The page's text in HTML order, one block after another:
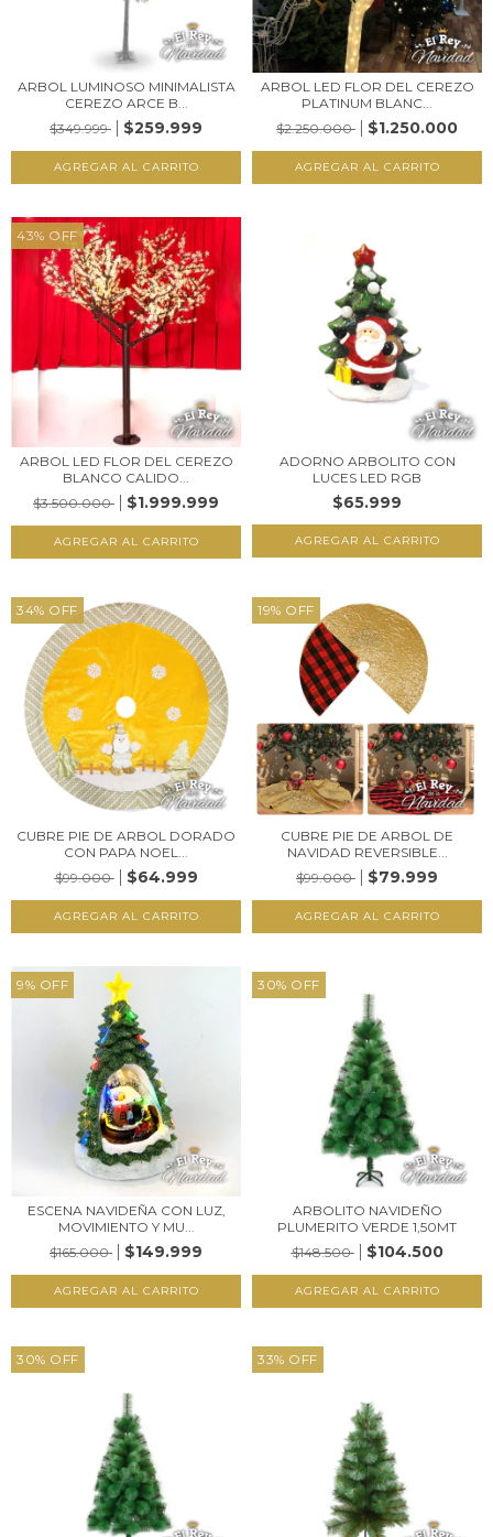
ARBOL LUMINOSO MINIMALISTA
CEREZO ARCE B...
$349.999
$259.999
ARBOL LED FLOR DEL CEREZO
PLATINUM BLANC...
$2.250.000
$1.250.000
43% OFF
ARBOL LED FLOR DEL CEREZO
BLANCO CALIDO...
$3.500.000
$1.999.999
ADORNO ARBOLITO CON
LUCES LED RGB
$65.999
34% OFF
CUBRE PIE DE ARBOL DORADO
CON PAPA NOEL...
$99.000
$64.999
19% OFF
CUBRE PIE DE ARBOL DE
NAVIDAD REVERSIBLE...
$99.000
$79.999
9% OFF
ESCENA NAVIDEÑA CON LUZ,
MOVIMIENTO Y MU...
$165.000
$149.999
30% OFF
ARBOLITO NAVIDEÑO
PLUMERITO VERDE 1,50MT
$148.500
$104.500
30% OFF 33% OFF